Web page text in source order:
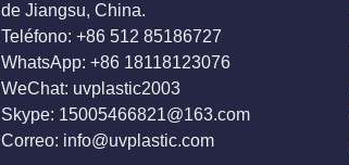
de Jiangsu, China.
Teléfono: +86 512 85186727
WhatsApp: +86 18118123076
WeChat: uvplastic2003
Skype: 15005466821@163.com
Correo: info@uvplastic.com